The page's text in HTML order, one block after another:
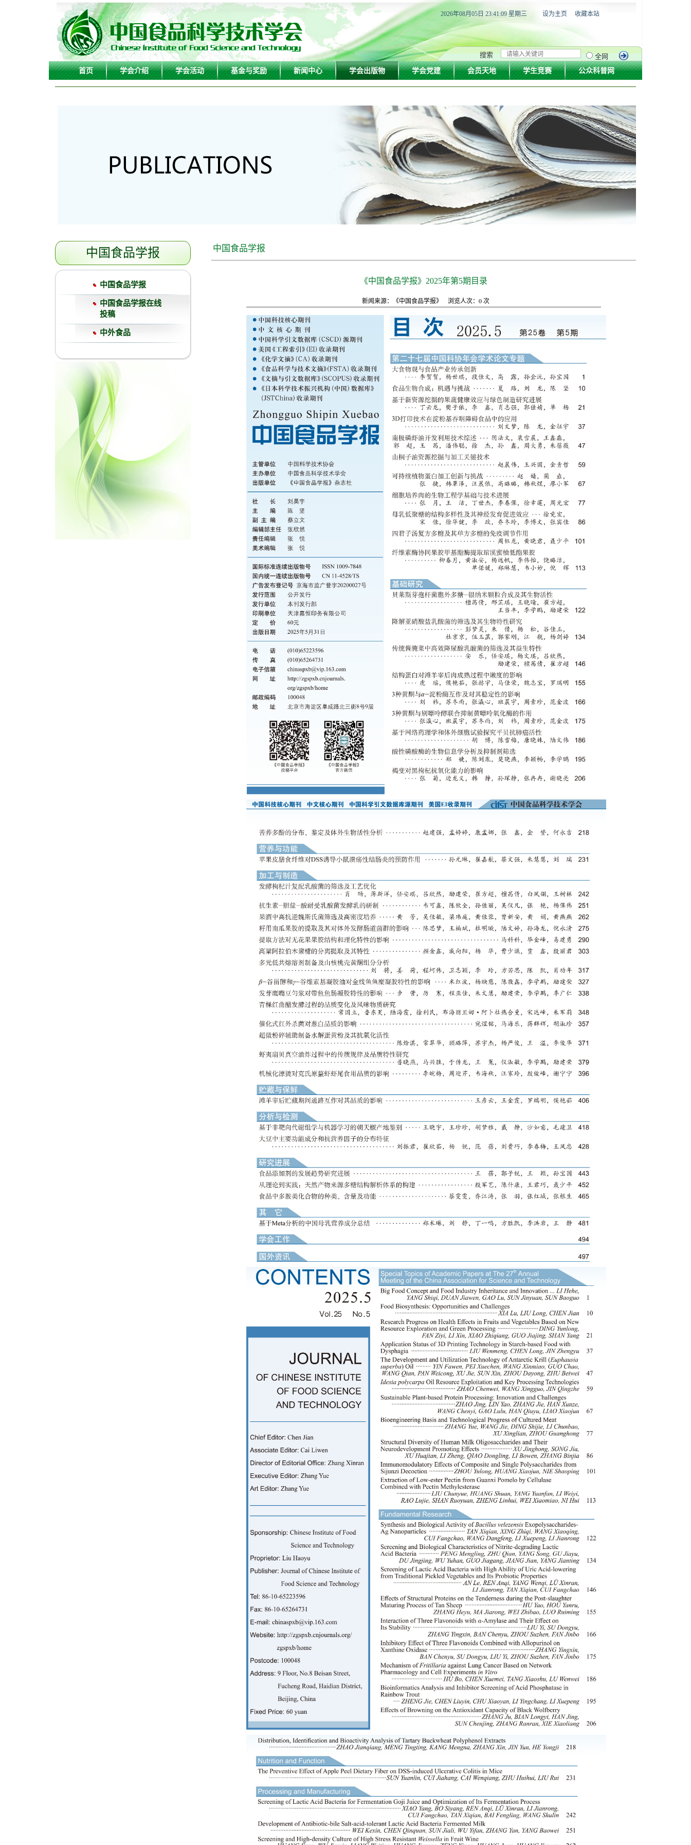
2026年08月05日 23:41:10 星期三 设为主页 收藏本站
搜索
全网
首页
学会介绍 学会活动 基金与奖励 新闻中心 学会出版物 学会党建 会员天地 学生竞赛 公众科普网
中国食品学报
中国食品学报
中国食品学报在线
投稿
中外食品
中国食品学报
《中国食品学报》2025年第5期目录
新闻来源：《中国食品学报》 浏览人次： 0次